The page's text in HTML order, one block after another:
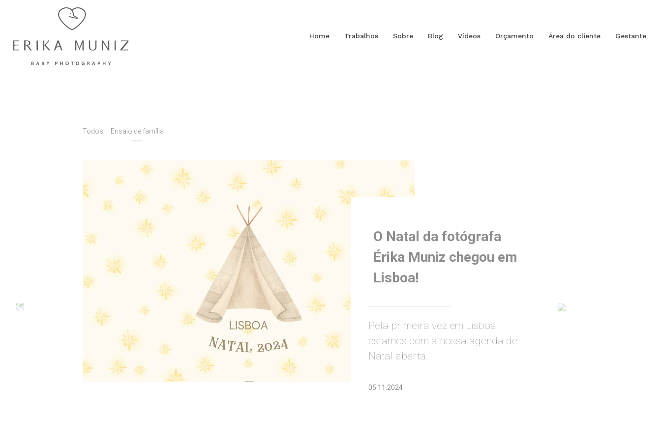
Home Trabalhos Sobre Blog Vídeos Orçamento Área do cliente Gestante
Todos Ensaio de família
O Natal da fotógrafa
Érika Muniz chegou em
Lisboa!
Pela primeira vez em Lisboa
estamos com a nossa agenda de
Natal aberta.
05.11.2024